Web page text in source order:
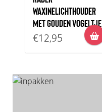
WAXINELICHTHOUDER
MET GOUDEN VOGELTJE
€12,95